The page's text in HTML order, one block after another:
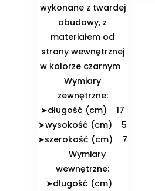
wykonane z twardej
obudowy, z
materiałem od
strony wewnętrznej
w kolorze czarnym
️Wymiary
zewnętrzne:
➤długość (cm) 17
➤wysokość (cm) 5
➤szerokość (cm) 7
️Wymiary
wewnętrzne:
➤długość (cm)